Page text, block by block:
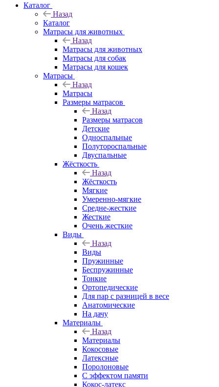
Каталог
Назад
Каталог
Матрасы для животных
Назад
Матрасы для животных
Матрасы для собак
Матрасы для кошек
Матрасы
Назад
Матрасы
Размеры матрасов
Назад
Размеры матрасов
Детские
Односпальные
Полутороспальные
Двуспальные
Жёсткость
Назад
Жёсткость
Мягкие
Умеренно-мягкие
Средне-жесткие
Жесткие
Очень жесткие
Виды
Назад
Виды
Пружинные
Беспружинные
Тонкие
Ортопедические
Для пар с разницей в весе
Анатомические
На дачу
Материалы
Назад
Материалы
Кокосовые
Латексные
Поролоновые
С эффектом памяти
Кокос-латекс